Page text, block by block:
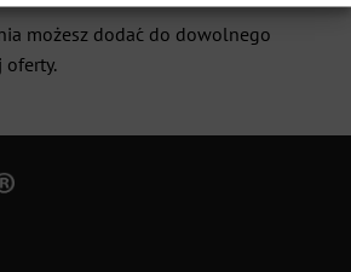
możesz dodać do dowolnego
oferty.